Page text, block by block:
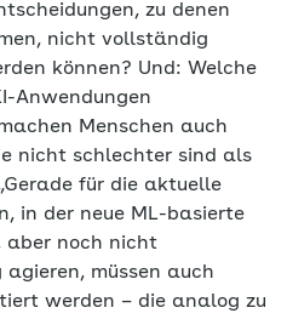
zu denen
nicht vollständig
können? Und: Welche
Anwendungen
Menschen auch
nicht schlechter sind als
für die aktuelle
in der neue ML-basierte
aber noch nicht
müssen auch
werden – die analog zu